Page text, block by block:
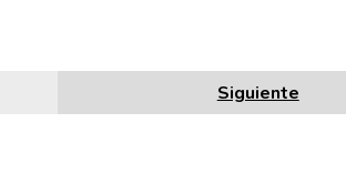
Siguiente